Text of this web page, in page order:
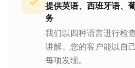
提供英语、西班牙语、
务
我们以四种语言进行检
讲解。您的客户能以自
每项发现。